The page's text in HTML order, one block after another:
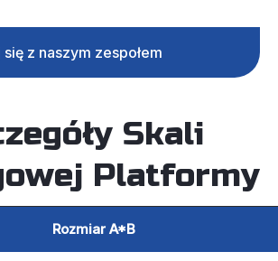
z naszym zespołem
Skali
Platformy
Rozmiar A*B